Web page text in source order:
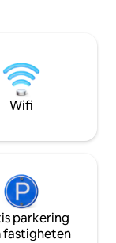
artighet lämnar vi
denna upplevelse
Wifi
parkering
fastigheten